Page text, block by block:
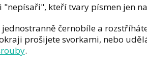
"nepísaři", kteří tvary písmen jen
jednostranně černobíle a
prošijete svorkami, nebo
.